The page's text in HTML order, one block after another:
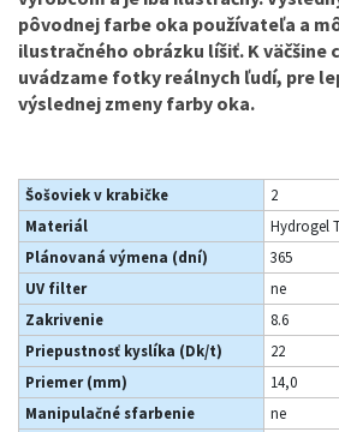
pôvodnej farbe oka používateľa a
ilustračného obrázku líšiť. K väčšine
uvádzame fotky reálnych ľudí, pre
výslednej zmeny farby oka.
Šošoviek v krabičke
2
Materiál
Hydrogel
Plánovaná výmena (dní)
365
UV filter
ne
Zakrivenie
8.6
Priepustnosť kyslíka (Dk/t)
22
Priemer (mm)
14,0
Manipulačné sfarbenie
ne